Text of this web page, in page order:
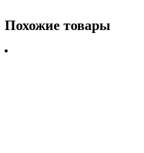
Похожие товары